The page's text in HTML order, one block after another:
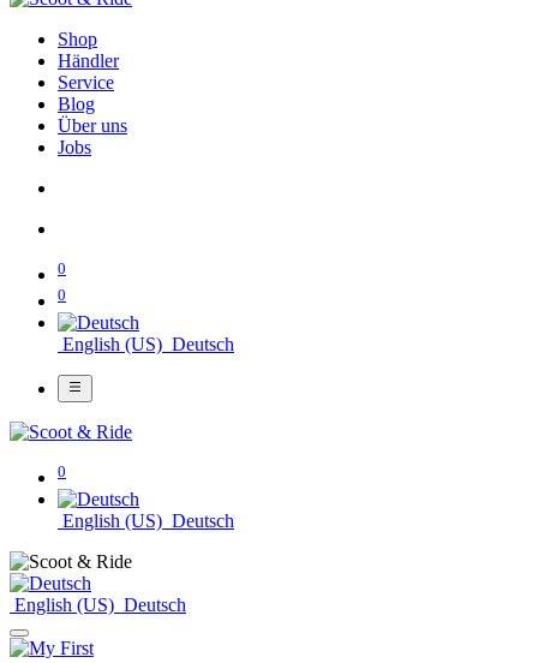
Shop
Händler
Service
Blog
Über uns
Jobs
0
0
English (US) Deutsch
0
English (US) Deutsch
English (US) Deutsch